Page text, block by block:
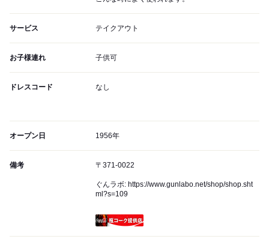
サービス テイクアウト
お子様連れ 子供可
ドレスコード なし
オープン日 1956年
備考 〒371-0022
ぐんラボ: https://www.gunlabo.net/shop/shop.sht
ml?s=109